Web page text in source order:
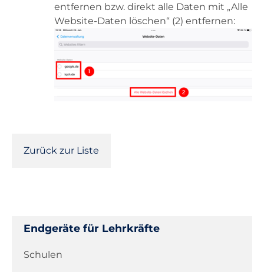
entfernen bzw. direkt alle Daten mit „Alle
Website-Daten löschen“ (2) entfernen:
Zurück zur Liste
Endgeräte für Lehrkräfte
Navigation
Schulen